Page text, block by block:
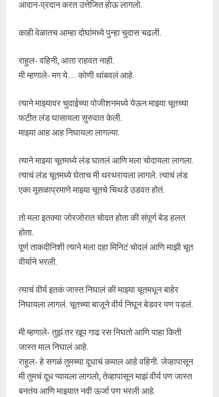
आदान-प्रदान करत उत्तेजित होऊ लागलो.
काही वेळातच आम्हा दोघांमध्ये पुन्हा चुदास चढली.
राहुल- वहिनी, आता राहवत नाही.
मी म्हणाले- मग ये… कोणी थांबवलं आहे.
त्याने माझ्यावर चुदाईच्या पोजीशनमध्ये येऊन माझ्या चूतच्या
फटीत लंड घासायला सुरुवात केली.
माझ्या आह आह निघायला लागल्या.
त्याने माझ्या चूतमध्ये लंड घातलं आणि मला चोदायला लागला.
त्याचं लंड चूतमध्ये घेताच मी थरथरायला लागले. त्याचं लंड
एका मूसळाप्रमाणे माझ्या चूतचे चिथडे उडवत होतं.
तो मला इतक्या जोरजोरात चोदत होता की संपूर्ण बेड हलत
होता.
पूर्ण ताकदीनिशी त्याने मला दहा मिनिटं चोदलं आणि माझी चूत
वीर्याने भरली.
त्याचं वीर्य इतकं जास्त निघालं की माझ्या चूतमधून बाहेर
निघायला लागलं. चूतच्या बाजूने वीर्य निघून बेडवर पण पडलं.
मी म्हणाले- तुझं तर खूप गाढ रस निघतो आणि पाहा किती
जास्त माल निघालं आहे.
राहुल- हे सगळं तुमच्या दूधाचं कमाल आहे वहिनी. जेव्हापासून
मी तुमचं दूध प्यायला लागलो, तेव्हापासून माझं वीर्य पण जास्त
बनतंय आणि माझ्यात नवी ऊर्जा पण भरली आहे.